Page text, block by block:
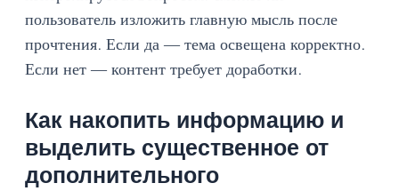
пользователь изложить главную мысль после
прочтения. Если да — тема освещена корректно.
Если нет — контент требует доработки.
Как накопить информацию и
выделить существенное от
дополнительного